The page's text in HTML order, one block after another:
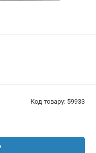
Код товару: 59933